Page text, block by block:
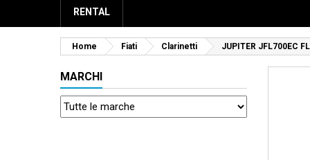
RENTAL
Home Fiati Clarinetti JUPITER JFL700EC
MARCHI